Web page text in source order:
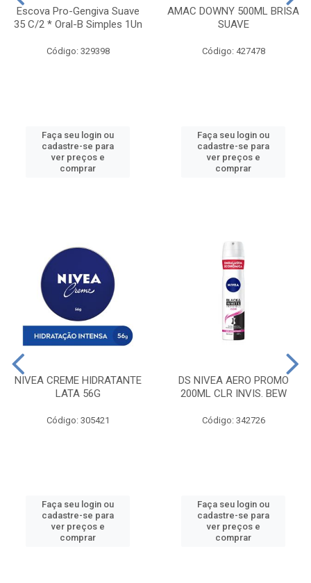
Escova Pro-Gengiva Suave
35 C/2 * Oral-B Simples 1Un
Código: 329398
Faça seu login ou
cadastre-se para
ver preços e
comprar
AMAC DOWNY 500ML BRISA
SUAVE
Código: 427478
Faça seu login ou
cadastre-se para
ver preços e
comprar
NIVEA CREME HIDRATANTE
LATA 56G
Código: 305421
Faça seu login ou
cadastre-se para
ver preços e
comprar
DS NIVEA AERO PROMO
200ML CLR INVIS. BEW
Código: 342726
Faça seu login ou
cadastre-se para
ver preços e
comprar